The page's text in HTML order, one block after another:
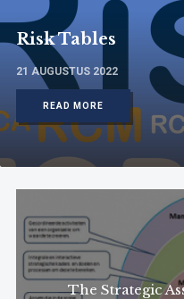
Risk Tables
21 AUGUSTUS 2022
READ MORE
The Strategic